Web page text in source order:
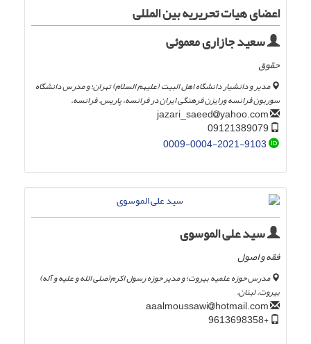
اعضای هیات تحریریه بین المللی
سعید جازاری معموئی
حقوق
مدیر و دانشیار دانشگاه اهل البیت (علیهم السلام) تهران؛ و مدرس دانشگاه
سوربون فرانسه ورایزن فرهنگی ایران در فرانسه، پاریس. فرانسه.
yahoo.com
0009-0004-2021-9103
سید علی الموسوی
فقه و اصول
مدرس حوزه علمیه بیروت؛ و مدیر حوزه رسول اکرم(صلی الله و علیه و آله)
بیروت. لبنان.
hotmail.com
+9613698358